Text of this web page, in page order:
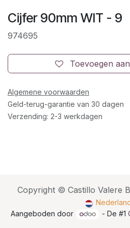
Cijfer 90mm WIT - 9
974695
Toevoegen
Algemene voorwaarden
Geld-terug-garantie van 30 dagen
Verzending: 2-3 werkdagen
Copyright © Castillo Valere
Aangeboden door
- De #1